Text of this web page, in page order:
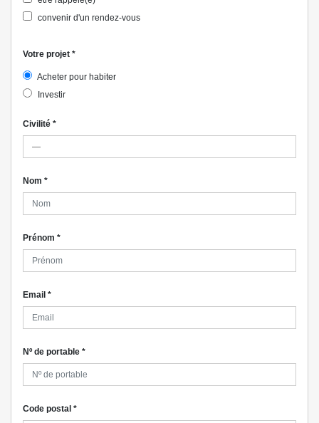
convenir d'un rendez-vous
Votre projet *
Acheter pour habiter
Investir
Civilité *
Nom *
Prénom *
Email *
Nº de portable *
Code postal *